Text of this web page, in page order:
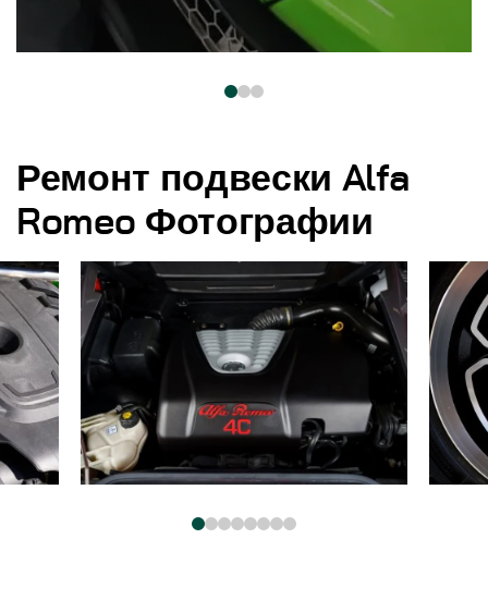
Ремонт подвески Alfa
Romeo Фотографии